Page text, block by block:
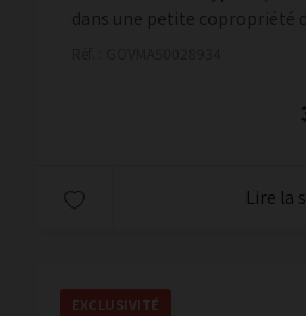
dans une petite copropriété
Lire la
EXCLUSIVITÉ